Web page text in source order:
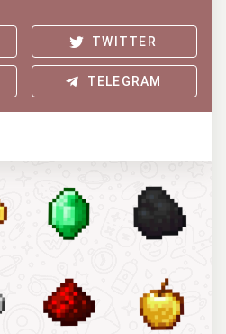
TWITTER
TELEGRAM